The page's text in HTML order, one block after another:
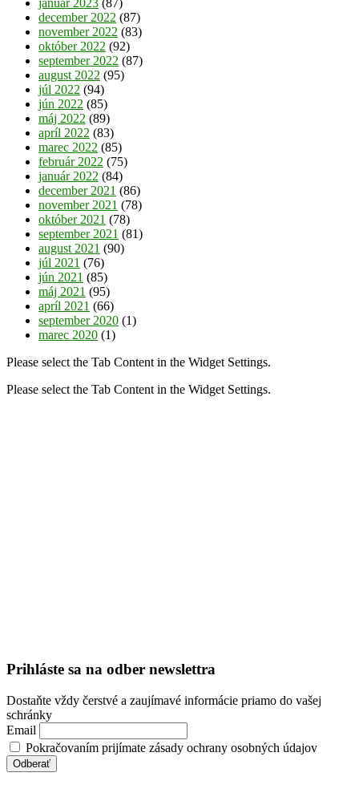
december 2022 (87)
november 2022 (83)
október 2022 (92)
september 2022 (87)
august 2022 (95)
júl 2022 (94)
jún 2022 (85)
máj 2022 (89)
apríl 2022 (83)
marec 2022 (85)
február 2022 (75)
január 2022 (84)
december 2021 (86)
november 2021 (78)
október 2021 (78)
september 2021 (81)
august 2021 (90)
júl 2021 (76)
jún 2021 (85)
máj 2021 (95)
apríl 2021 (66)
september 2020 (1)
marec 2020 (1)
Please select the Tab Content in the Widget Settings.
Please select the Tab Content in the Widget Settings.
Prihláste sa na odber newslettra
Dostaňte vždy čerstvé a zaujímavé informácie priamo do vašej
schránky
Email
Pokračovaním prijímate zásady ochrany osobných údajov